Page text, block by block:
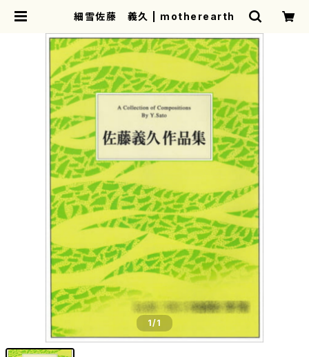
細雪佐藤 義久 | motherearth
1/1